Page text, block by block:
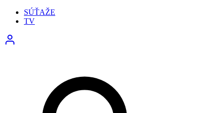
SÚŤAŽE
TV